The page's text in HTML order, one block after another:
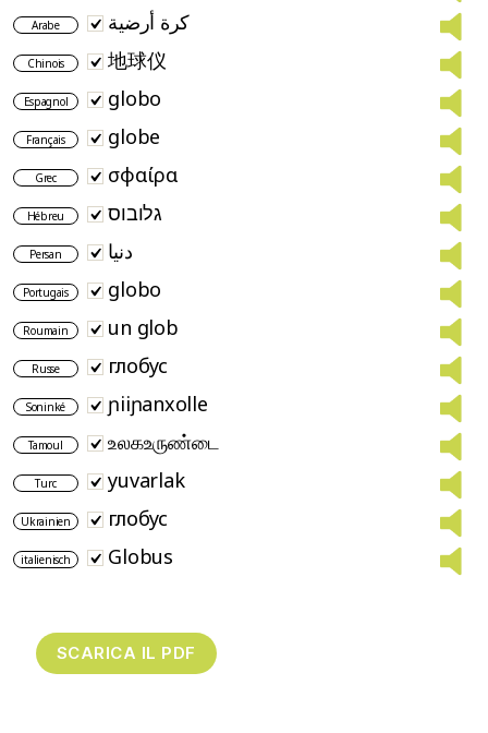
Arabe كرة أرضية
Chinois 地球仪
Espagnol globo
Français globe
Grec σφαίρα
Hébreu גלובוס
Persan دنیا
Portugais globo
Roumain un glob
Russe глобус
Soninké ɲiiɲanxolle
Tamoul உலகஉருண்டை
Turc yuvarlak
Ukrainien глобус
italienisch Globus